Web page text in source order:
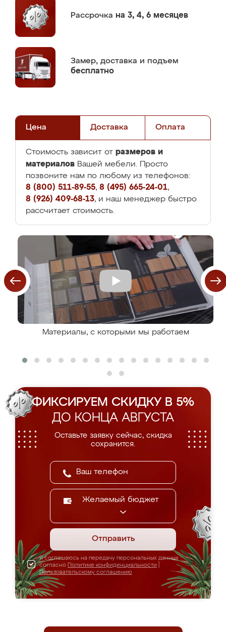
Рассрочка на 3, 4, 6 месяцев
Замер, доставка и подъем
бесплатно
Цена Доставка Оплата
Стоимость зависит от размеров и
материалов Вашей мебели. Просто
позвоните нам по любому из телефонов:
8 (800) 511-89-55, 8 (495) 665-24-01,
8 (926) 409-68-13, и наш менеджер быстро
рассчитает стоимость.
Материалы, с которыми мы работаем
ФИКСИРУЕМ СКИДКУ В 5%
ДО КОНЦА АВГУСТА
Оставьте заявку сейчас, скидка
сохранится.
Желаемый бюджет
Отправить
Я соглашаюсь на передачу персональных данных
согласно Политике конфиденциальности
Пользовательскому соглашению